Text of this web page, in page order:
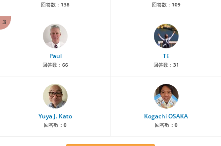
回答数： 138 回答数： 109
3
Paul
回答数： 66
TE
回答数： 31
Yuya J. Kato
回答数： 0
Kogachi OSAKA
回答数： 0